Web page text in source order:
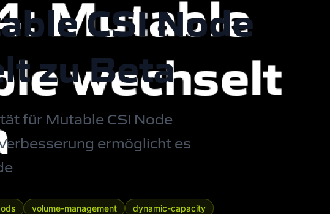
CSI Node
zu Beta
für Mutable CSI Node
ermöglicht es
volume-management dynamic-capacity